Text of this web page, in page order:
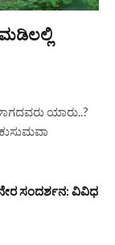
ಯಾರು..?
ಸಂದರ್ಶನ: ವಿವಿಧ